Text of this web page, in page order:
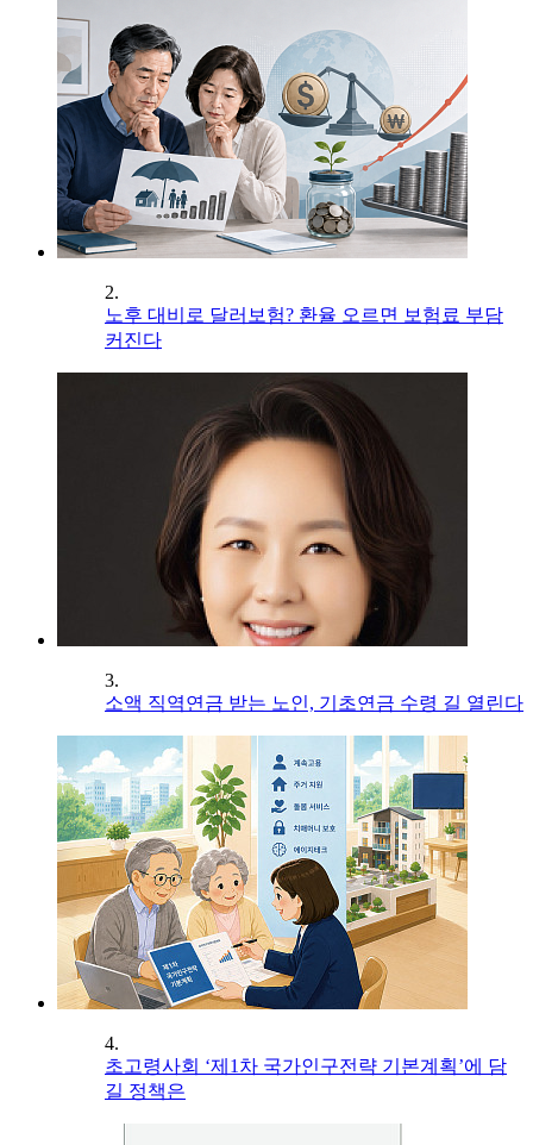
2.
노후 대비로 달러보험? 환율 오르면 보험료 부담
커진다
3.
소액 직역연금 받는 노인, 기초연금 수령 길 열린다
4.
초고령사회 ‘제1차 국가인구전략 기본계획’에 담
길 정책은